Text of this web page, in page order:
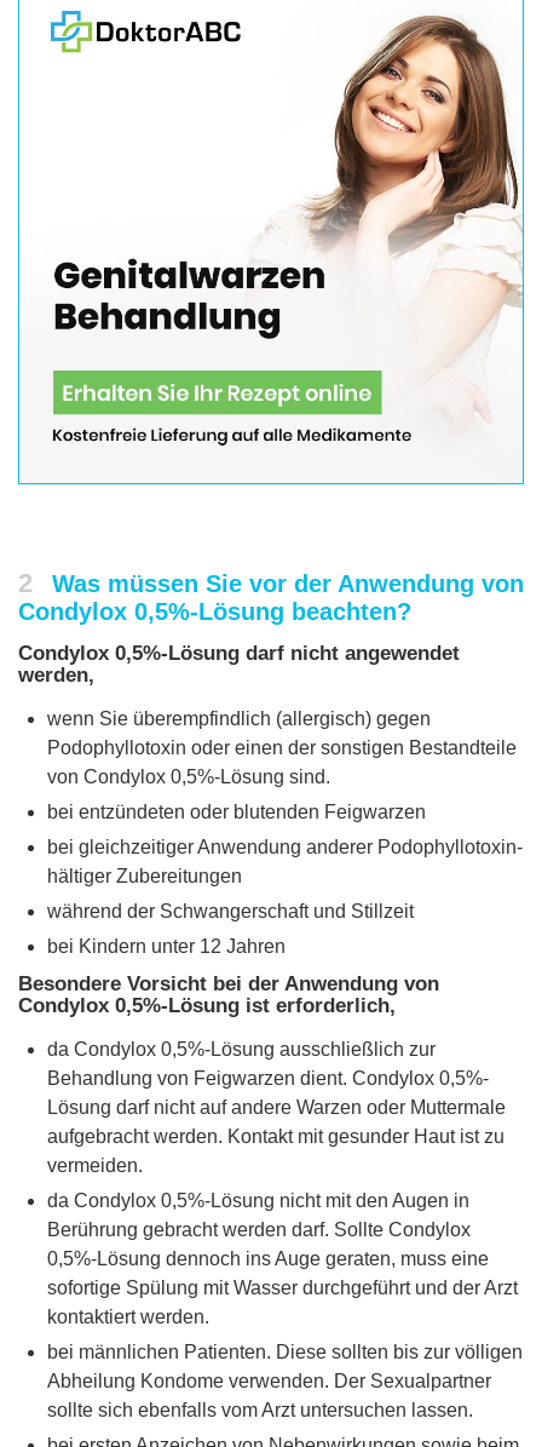
2
Was müssen Sie vor der Anwendung von
Condylox 0,5%-Lösung beachten?
Condylox 0,5%-Lösung darf nicht angewendet
werden,
wenn Sie überempfindlich (allergisch) gegen
Podophyllotoxin oder einen der sonstigen Bestandteile
von Condylox 0,5%-Lösung sind.
bei entzündeten oder blutenden Feigwarzen
bei gleichzeitiger Anwendung anderer Podophyllotoxin-
hältiger Zubereitungen
während der Schwangerschaft und Stillzeit
bei Kindern unter 12 Jahren
Besondere Vorsicht bei der Anwendung von
Condylox 0,5%-Lösung ist erforderlich,
da Condylox 0,5%-Lösung ausschließlich zur
Behandlung von Feigwarzen dient. Condylox 0,5%-
Lösung darf nicht auf andere Warzen oder Muttermale
aufgebracht werden. Kontakt mit gesunder Haut ist zu
vermeiden.
da Condylox 0,5%-Lösung nicht mit den Augen in
Berührung gebracht werden darf. Sollte Condylox
0,5%-Lösung dennoch ins Auge geraten, muss eine
sofortige Spülung mit Wasser durchgeführt und der Arzt
kontaktiert werden.
bei männlichen Patienten. Diese sollten bis zur völligen
Abheilung Kondome verwenden. Der Sexualpartner
sollte sich ebenfalls vom Arzt untersuchen lassen.